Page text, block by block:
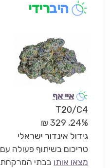
היברידי
איי אף
T20/C4
24%, 329 ₪
גידול אינדור ישראלי
טריכום בשיתוף פעולה עם
מצאו אותו בבתי המרקחת